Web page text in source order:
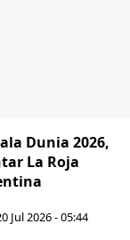
Dunia 2026,
La Roja
Jul 2026 - 05:44